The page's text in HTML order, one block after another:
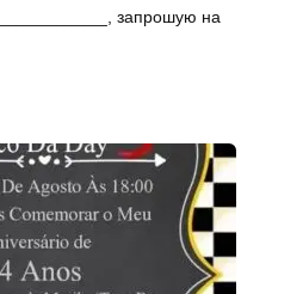
запрошую на